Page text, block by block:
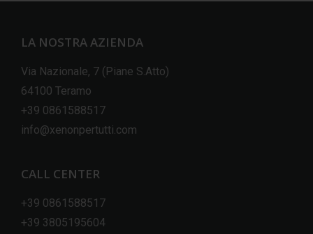
LA NOSTRA AZIENDA
Via Nazionale, 7 (Piane S.Atto)
64100 Teramo
+39 0861588517
info@xenonpertutti.com
CALL CENTER
+39 0861588517
+39 3805195604